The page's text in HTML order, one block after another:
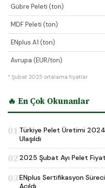
Gübre Peleti (ton)
MDF Peleti (ton)
ENplus A1 (ton)
Avrupa (EUR/ton)
* Şubat 2025 ortalama fiyatlar
🔥 En Çok Okunanlar
01 Türkiye Pelet Üretimi
Ulaşıldı
02 2025 Şubat Ayı Pelet
03ENplus Sertifikasyon Süreci
Açıldı